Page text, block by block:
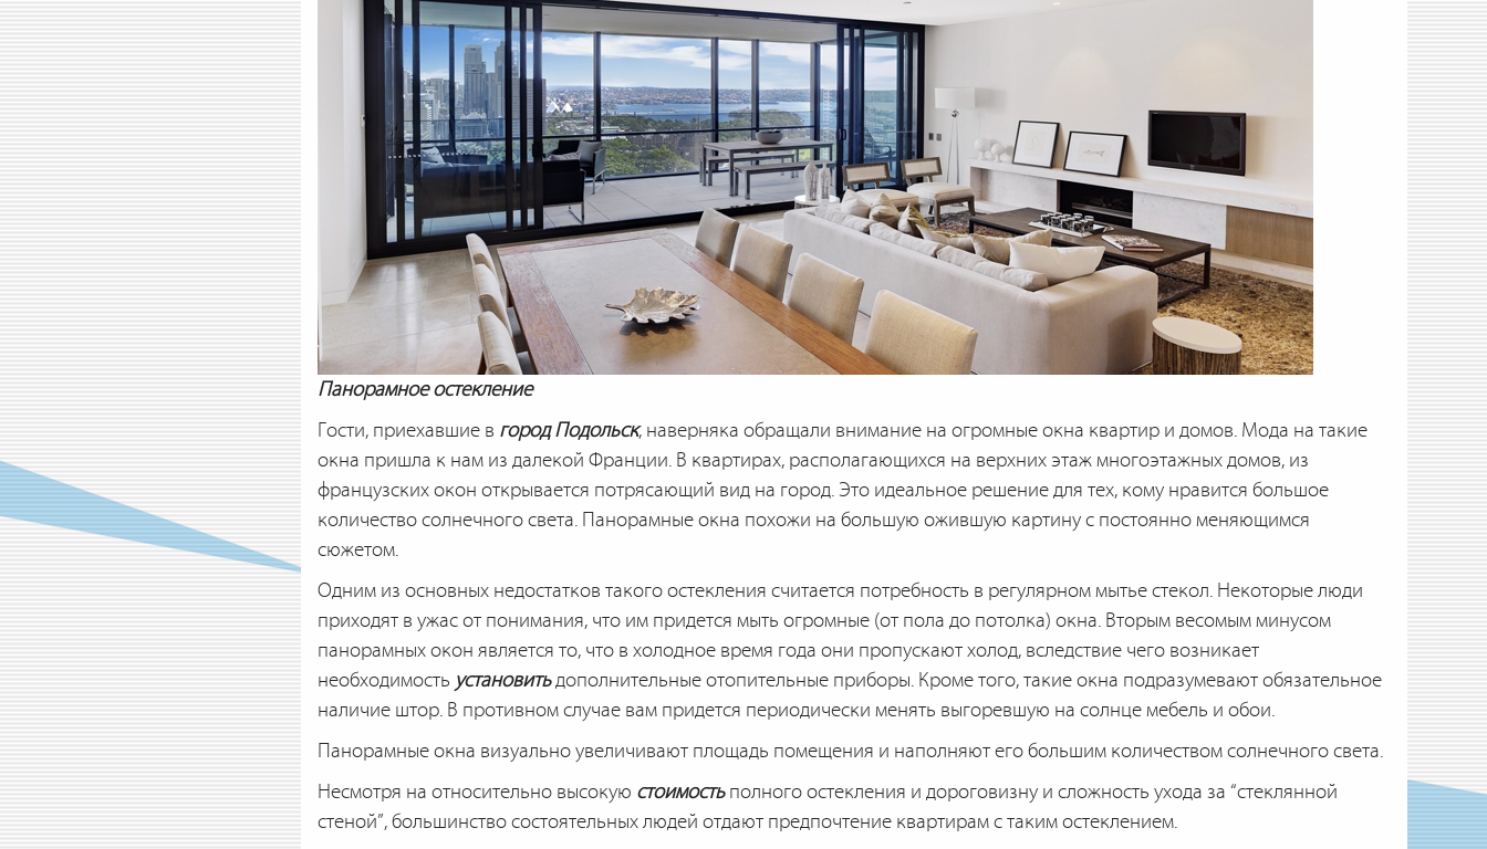
Панорамное остекление
Гости, приехавшие в город Подольск, наверняка обращали внимание на огромные окна квартир и домов. Мода на такие
окна пришла к нам из далекой Франции. В квартирах, располагающихся на верхних этаж многоэтажных домов, из
французских окон открывается потрясающий вид на город. Это идеальное решение для тех, кому нравится большое
количество солнечного света. Панорамные окна похожи на большую ожившую картину с постоянно меняющимся
сюжетом.
Одним из основных недостатков такого остекления считается потребность в регулярном мытье стекол. Некоторые люди
приходят в ужас от понимания, что им придется мыть огромные (от пола до потолка) окна. Вторым весомым минусом
панорамных окон является то, что в холодное время года они пропускают холод, вследствие чего возникает
необходимость установитьдополнительные отопительные приборы. Кроме того, такие окна подразумевают обязательное
наличие штор. В противном случае вам придется периодически менять выгоревшую на солнце мебель и обои.
Панорамные окна визуально увеличивают площадь помещения и наполняют его большим количеством солнечного света.
Несмотря на относительно высокую стоимостьполного остекления и дороговизну и сложность ухода за “стеклянной
стеной”, большинство состоятельных людей отдают предпочтение квартирам с таким остеклением.